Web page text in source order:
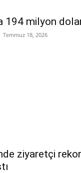
194 milyon
Temmuz 18, 2026
ziyaretçi